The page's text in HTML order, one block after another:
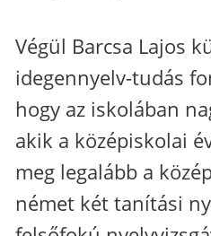
Végül Barcsa Lajos
idegennyelv-tudás
hogy az iskolában
akik a középiskolai
meg legalább a
német két tanítási